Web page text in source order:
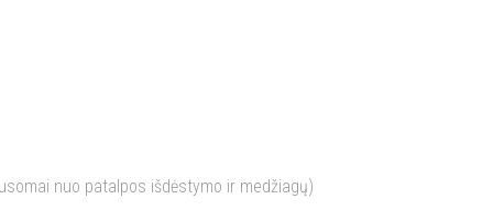
nuo patalpos išdėstymo ir medžiagų)